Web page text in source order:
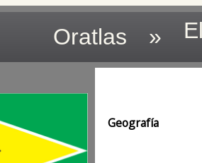
Oratlas »
Geografía